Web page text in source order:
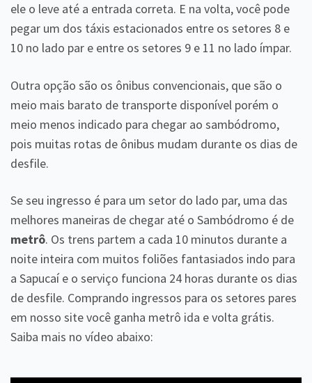
ele o leve até a entrada correta. E na volta, você pode
pegar um dos táxis estacionados entre os setores 8 e
10 no lado par e entre os setores 9 e 11 no lado ímpar.
Outra opção são os ônibus convencionais, que são o
meio mais barato de transporte disponível porém o
meio menos indicado para chegar ao sambódromo,
pois muitas rotas de ônibus mudam durante os dias de
desfile.
Se seu ingresso é para um setor do lado par, uma das
melhores maneiras de chegar até o Sambódromo é de
metrô. Os trens partem a cada 10 minutos durante a
noite inteira com muitos foliões fantasiados indo para
a Sapucaí e o serviço funciona 24 horas durante os dias
de desfile. Comprando ingressos para os setores pares
em nosso site você ganha metrô ida e volta grátis.
Saiba mais no vídeo abaixo: